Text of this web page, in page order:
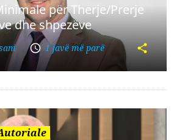
për Therje/Prerje
dhe shpezëve
1 javë më parë